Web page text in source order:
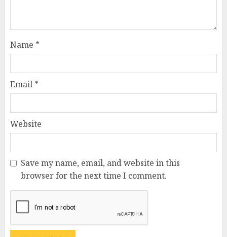
Name *
Email *
Website
Save my name, email, and website in this
browser for the next time I comment.